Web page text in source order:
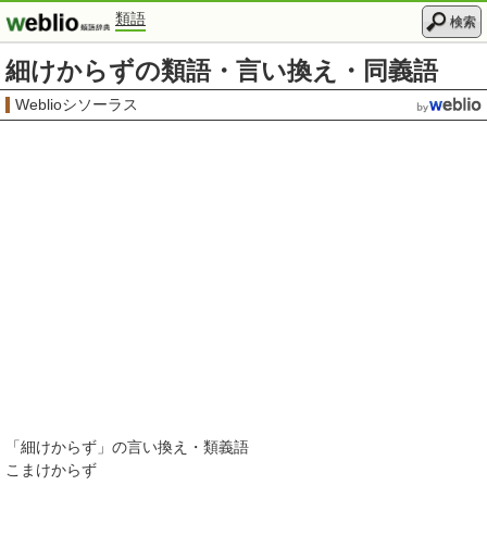
類語 検索
細けからずの類語・言い換え・同義語
Weblioシソーラス
「細けからず 」の言い換え・類義語
こまけからず